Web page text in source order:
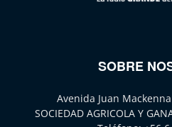
SOBRE
Avenida Juan
SOCIEDAD AGRICOLA Y